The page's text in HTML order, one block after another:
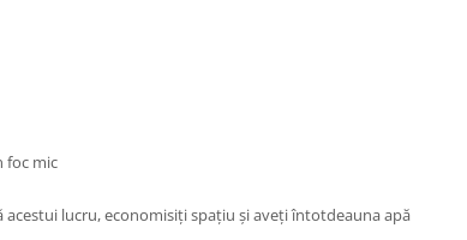
foc mic
lucru, economisiți spațiu și aveți întotdeauna apă